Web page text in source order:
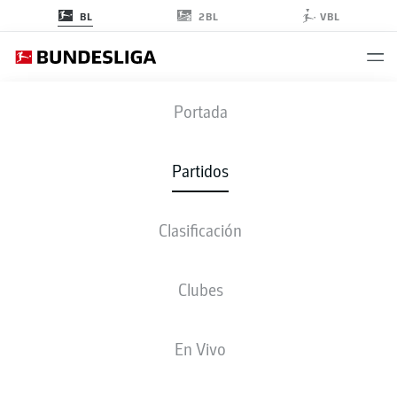
BL 2BL VBL
Portada
Partidos
Clasificación
Clubes
En Vivo
BMG - BOC
3 0
ALINEACIONES ESTADÍSTICAS